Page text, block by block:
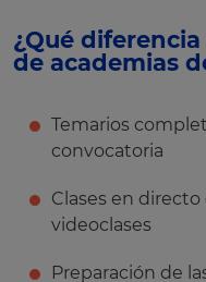
¿Qué
de academias
Temarios
convocatoria
Clases en
videoclases
Preparación de